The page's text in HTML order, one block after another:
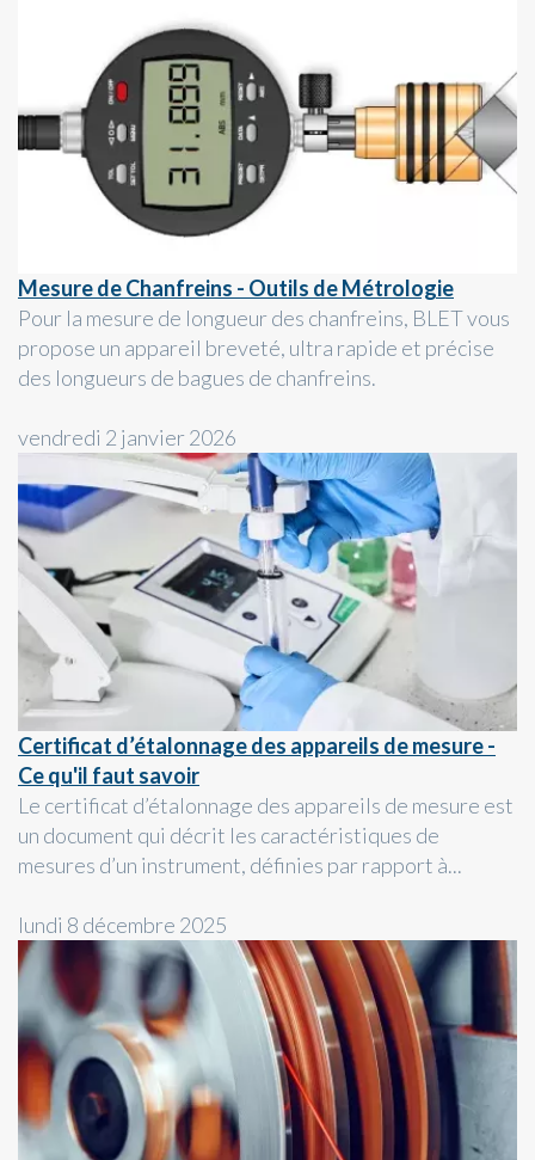
Mesure de Chanfreins - Outils de Métrologie
Pour la mesure de longueur des chanfreins, BLET vous
propose un appareil breveté, ultra rapide et précise
des longueurs de bagues de chanfreins.
vendredi 2 janvier 2026
Certificat d’étalonnage des appareils de mesure -
Ce qu'il faut savoir
Le certificat d’étalonnage des appareils de mesure est
un document qui décrit les caractéristiques de
mesures d’un instrument, définies par rapport à...
lundi 8 décembre 2025